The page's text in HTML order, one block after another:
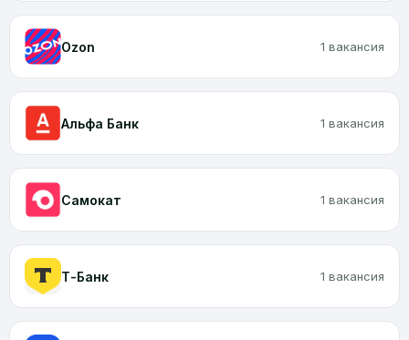
Ozon 1 вакансия
Альфа Банк 1 вакансия
Самокат 1 вакансия
Т-Банк 1 вакансия